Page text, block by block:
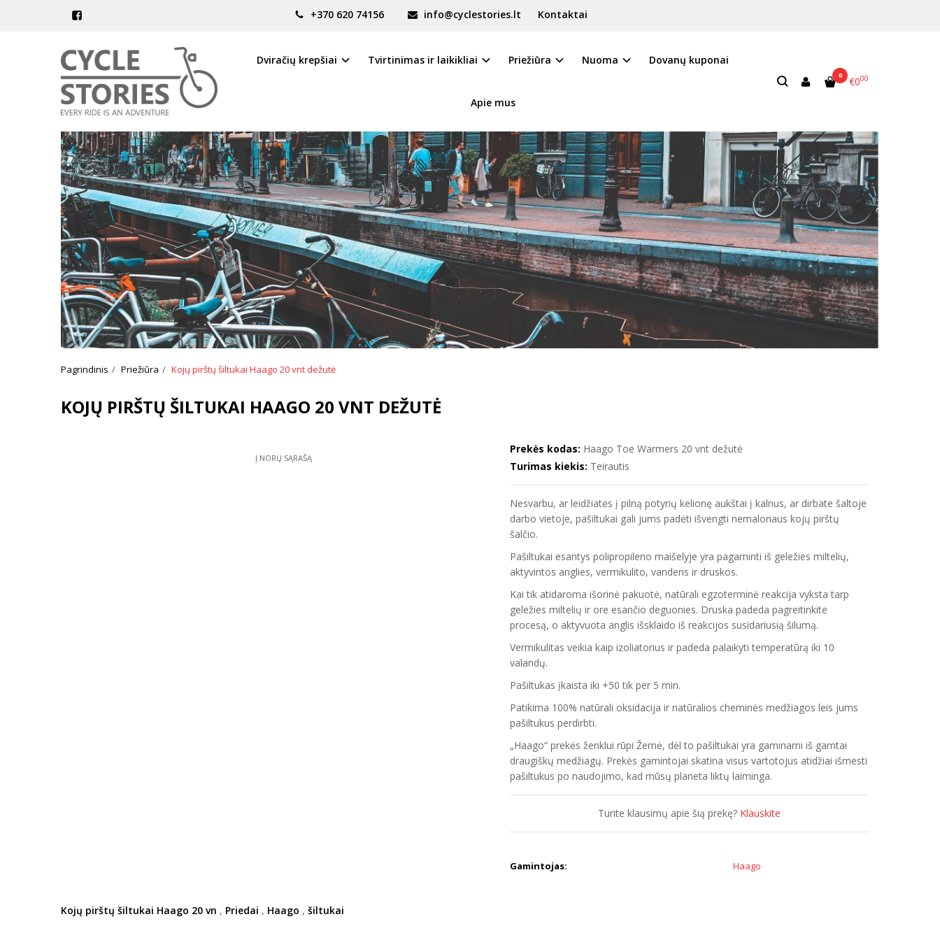
+370 620 74156 info@cyclestories.lt Kontaktai
Dviračių krepšiai Tvirtinimas ir laikikliai Priežiūra Nuoma Dovanų kuponai
Apie mus
0 €000
Pagrindinis Priežiūra Kojų pirštų šiltukai Haago 20 vnt dežutė
KOJŲ PIRŠTŲ ŠILTUKAI HAAGO 20 VNT DEŽUTĖ
Į NORŲ SĄRAŠĄ
Prekės kodas: Haago Toe Warmers 20 vnt dežutė
Turimas kiekis: Teirautis
Nesvarbu, ar leidžiatės į pilną potyrių kelionę aukštai į kalnus, ar dirbate šaltoje
darbo vietoje, pašiltukai gali jums padėti išvengti nemalonaus kojų pirštų
šalčio.
Pašiltukai esantys polipropileno maišelyje yra pagaminti iš geležies miltelių,
aktyvintos anglies, vermikulito, vandens ir druskos.
Kai tik atidaroma išorinė pakuotė, natūrali egzoterminė reakcija vyksta tarp
geležies miltelių ir ore esančio deguonies. Druska padeda pagreitinkite
procesą, o aktyvuota anglis išsklaido iš reakcijos susidariusią šilumą.
Vermikulitas veikia kaip izoliatorius ir padeda palaikyti temperatūrą iki 10
valandų.
Pašiltukas įkaista iki +50 tik per 5 min.
Patikima 100% natūrali oksidacija ir natūralios cheminės medžiagos leis jums
pašiltukus perdirbti.
„Haago“ prekės ženklui rūpi Žemė, dėl to pašiltukai yra gaminami iš gamtai
draugiškų medžiagų. Prekės gamintojai skatina visus vartotojus atidžiai išmesti
pašiltukus po naudojimo, kad mūsų planeta liktų laiminga.
Turite klausimų apie šią prekę? Klauskite
Gamintojas: Haago
Kojų pirštų šiltukai Haago 20 vn , Priedai , Haago , šiltukai